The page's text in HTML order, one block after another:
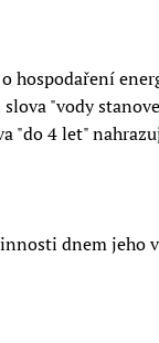
o hospodaření
"vody
4 let"
dnem jeho